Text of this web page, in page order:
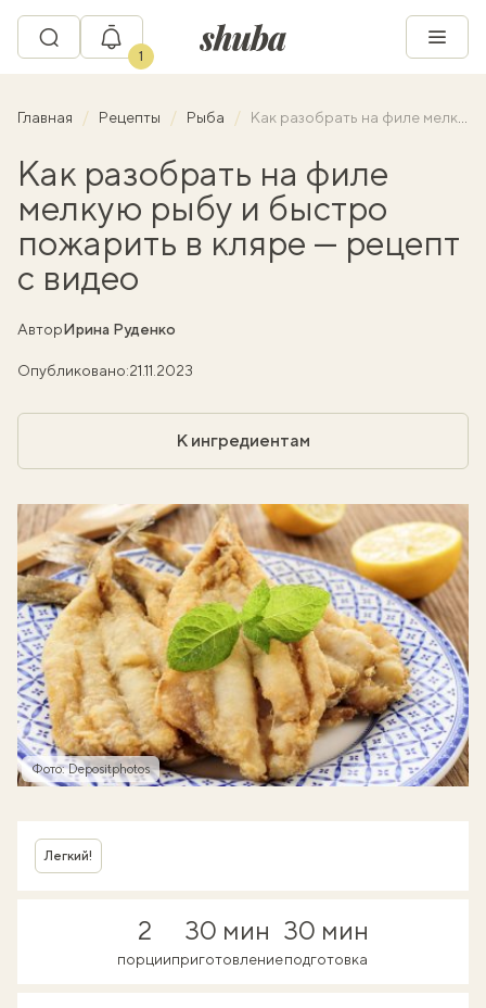
1
Главная Рецепты Рыба Как разобрать на филе мелкую рыбу и быстро пожарить в кляре — рецепт с видео
Как разобрать на филе
мелкую рыбу и быстро
пожарить в кляре — рецепт
с видео
АвторИрина Руденко
Опубликовано:21.11.2023
К ингредиентам
Фото: Depositphotos
Легкий!
2
порции
30 мин
приготовление
30 мин
подготовка